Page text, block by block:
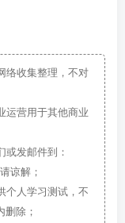
络收集整理，不对
运营用于其他商业
发邮件到：
谅解；
个人学习测试，不
除；